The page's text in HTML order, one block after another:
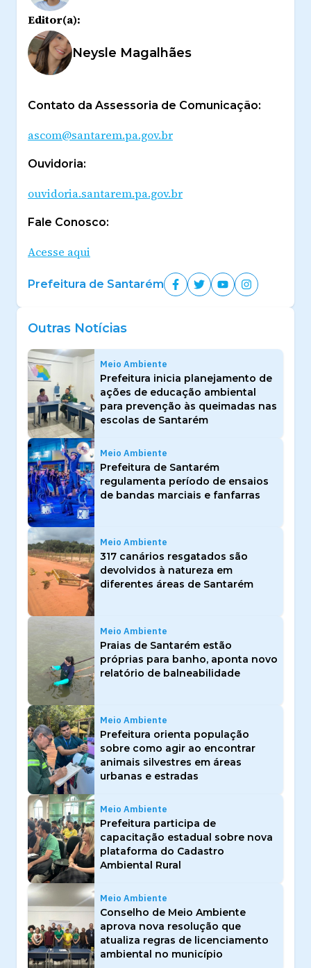
Editor(a):
Neysle Magalhães
Contato da Assessoria de Comunicação:
ascom@santarem.pa.gov.br
Ouvidoria:
ouvidoria.santarem.pa.gov.br
Fale Conosco:
Acesse aqui
Prefeitura de Santarém
Outras Notícias
Meio Ambiente
Prefeitura inicia planejamento de
ações de educação ambiental
para prevenção às queimadas nas
escolas de Santarém
Meio Ambiente
Prefeitura de Santarém
regulamenta período de ensaios
de bandas marciais e fanfarras
Meio Ambiente
317 canários resgatados são
devolvidos à natureza em
diferentes áreas de Santarém
Meio Ambiente
Praias de Santarém estão
próprias para banho, aponta novo
relatório de balneabilidade
Meio Ambiente
Prefeitura orienta população
sobre como agir ao encontrar
animais silvestres em áreas
urbanas e estradas
Meio Ambiente
Prefeitura participa de
capacitação estadual sobre nova
plataforma do Cadastro
Ambiental Rural
Meio Ambiente
Conselho de Meio Ambiente
aprova nova resolução que
atualiza regras de licenciamento
ambiental no município